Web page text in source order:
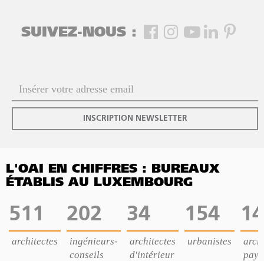
SUIVEZ-NOUS :
INSCRIPTION NEWSLETTER
L'OAI EN CHIFFRES : BUREAUX
ÉTABLIS AU LUXEMBOURG
511
architectes
202
ingénieurs-
conseils
34
architectes
d'intérieur
154
urbanistes
14